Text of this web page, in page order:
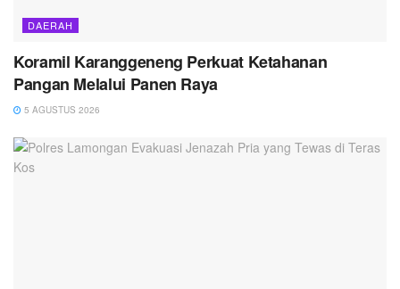
DAERAH
Koramil Karanggeneng Perkuat Ketahanan
Pangan Melalui Panen Raya
5 AGUSTUS 2026